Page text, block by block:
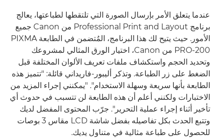
عندما يتعلق الأمر بإرسال الصورة التي تلتقطها لطباعتها، يعالج
برنامج Professional Print and Layout من Canon جميع
الأمور. حيث يتيح لك هذا البرنامج، المُتضمن في الطابعة PIXMA
PRO-200 من Canon، اختيار الورق المثالي لمشروعك
وتحديد الحجم واستكشاف ملفات تعريف الألوان المختلفة قبل
الضغط على زر الطباعة. وتذكر أليبور-فاريداني قائلة: "تتميز هذه
الطابعة بأنها سريعة وسهلة الاستخدام". "يمكنني إجراء المزيد من
الاختبارات ولكنني أعلم أن هذه الطابعة لن تتسبب في حدوث أي
تأخير أثناء إجراء عملية التحرير". جرّب المحتوى المفضل لديك
وتتبع الحدث بكل تفاصيله بفضل شاشة LCD مقاس 3 بوصات
للحصول على طباعة مثالية في متناول يديك.